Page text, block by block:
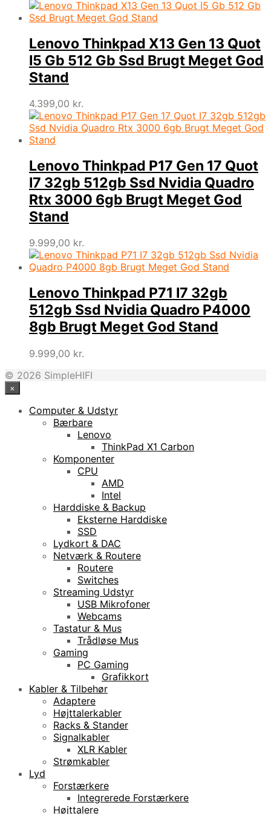
Lenovo Thinkpad X13 Gen 13 Quot
I5 Gb 512 Gb Ssd Brugt Meget God
Stand
4.399,00 kr.
Lenovo Thinkpad P17 Gen 17 Quot
I7 32gb 512gb Ssd Nvidia Quadro
Rtx 3000 6gb Brugt Meget God
Stand
9.999,00 kr.
Lenovo Thinkpad P71 I7 32gb
512gb Ssd Nvidia Quadro P4000
8gb Brugt Meget God Stand
9.999,00 kr.
© 2026 SimpleHIFI
×
Computer & Udstyr
Bærbare
Lenovo
ThinkPad X1 Carbon
Komponenter
CPU
AMD
Intel
Harddiske & Backup
Eksterne Harddiske
SSD
Lydkort & DAC
Netværk & Routere
Routere
Switches
Streaming Udstyr
USB Mikrofoner
Webcams
Tastatur & Mus
Trådløse Mus
Gaming
PC Gaming
Grafikkort
Kabler & Tilbehør
Adaptere
Højttalerkabler
Racks & Stander
Signalkabler
XLR Kabler
Strømkabler
Lyd
Forstærkere
Integrerede Forstærkere
Højttalere